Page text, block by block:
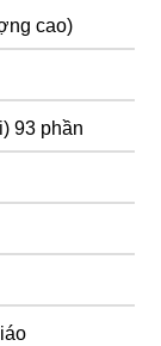
cao)
93 phần